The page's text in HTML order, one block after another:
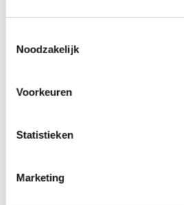
Noodzakelijk
Voorkeuren
Statistieken
Marketing
Velgen overige
Remmen